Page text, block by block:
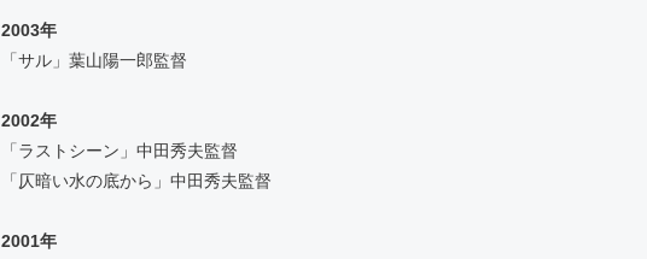
2003年
「サル」葉山陽一郎監督
2002年
「ラストシーン」中田秀夫監督
「仄暗い水の底から」中田秀夫監督
2001年